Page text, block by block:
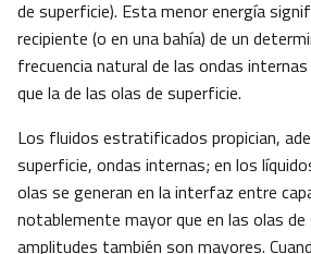
de superficie). Esta menor energía
recipiente (o en una bahía) de un
frecuencia natural de las ondas
que la de las olas de superficie.
Los fluidos estratificados propician,
superficie, ondas internas; en los
olas se generan en la interfaz entre
notablemente mayor que en las olas
amplitudes también son mayores.